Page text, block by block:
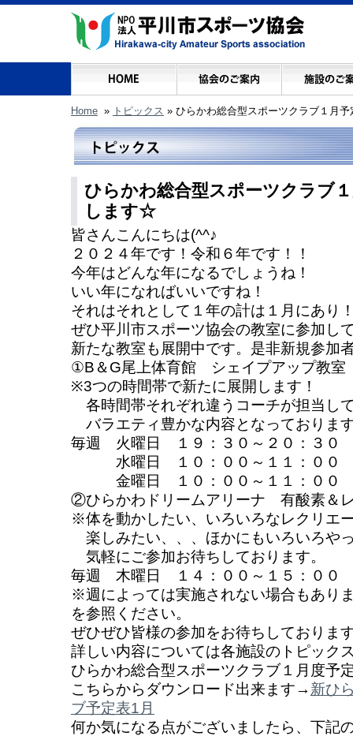
Home » トピックス » ひらかわ総合型スポーツクラブ１月
ひらかわ総合型スポーツクラブ
します☆
皆さんこんにちは(^^♪
２０２４年です！令和６年です！！
今年はどんな年になるでしょうね！
いい年になればいいですね！
それはそれとして１年の計は１月にあり
ぜひ平川市スポーツ協会の教室に参加し
新たな教室も展開中です。是非新規参加
①B＆G尾上体育館 シェイプアップ教室
※3つの時間帯で新たに展開します！
各時間帯それぞれ違うコーチが担当し
バラエティ豊かな内容となっておりま
毎週 火曜日 １９：３０～２０：３０
水曜日 １０：００～１１：００
金曜日 １０：００～１１：００
②ひらかわドリームアリーナ 有酸素＆
※体を動かしたい、いろいろなレクリエ
楽しみたい、、、ほかにもいろいろや
気軽にご参加お待ちしております。
毎週 木曜日 １４：００～１５：００
※週によっては実施されない場合もあり
を参照ください。
ぜひぜひ皆様の参加をお待ちしておりま
詳しい内容については各施設のトピック
ひらかわ総合型スポーツクラブ１月度予
こちらからダウンロード出来ます→ 新ひ
ブ予定表1月
何か気になる点がございましたら、下記